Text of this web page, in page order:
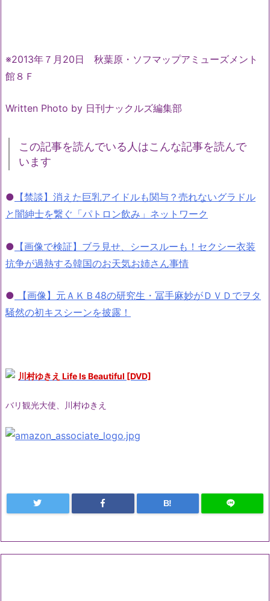
※2013年７月20日 秋葉原・ソフマップアミューズメント
館８Ｆ
Written Photo by 日刊ナックルズ編集部
この記事を読んでいる人はこんな記事を読んで
います
● 【禁談】消えた巨乳アイドルも関与？売れないグラドル
と闇紳士を繋ぐ「パトロン飲み」ネットワーク
● 【画像で検証】ブラ見せ、シースルーも！セクシー衣装
抗争が過熱する韓国のお天気お姉さん事情
● 【画像】元ＡＫＢ48の研究生・冨手麻妙がＤＶＤでヲタ
騒然の初キスシーンを披露！
川村ゆきえ Life Is Beautiful [DVD]
バリ観光大使、川村ゆきえ
B!